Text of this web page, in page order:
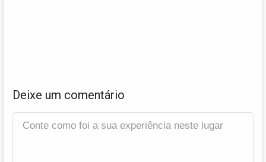
Deixe um comentário